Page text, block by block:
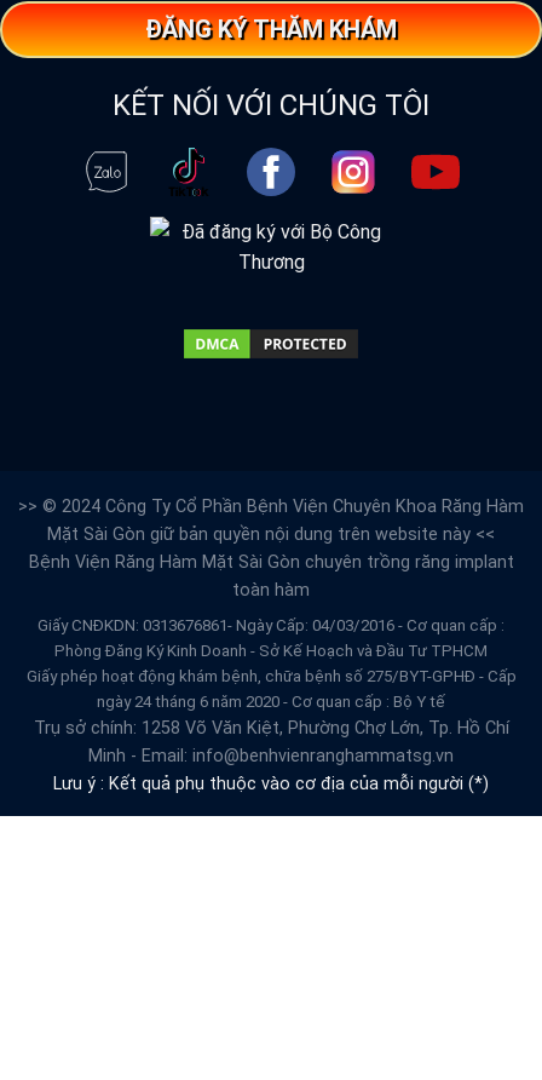
ĐĂNG KÝ THĂM KHÁM
KẾT NỐI VỚI CHÚNG TÔI
>> © 2024 Công Ty Cổ Phần Bệnh Viện Chuyên Khoa Răng Hàm
Mặt Sài Gòn giữ bản quyền nội dung trên website này <<
Bệnh Viện Răng Hàm Mặt Sài Gòn chuyên trồng răng implant
toàn hàm
Giấy CNĐKDN: 0313676861- Ngày Cấp: 04/03/2016 - Cơ quan cấp :
Phòng Đăng Ký Kinh Doanh - Sở Kế Hoạch và Đầu Tư TPHCM
Giấy phép hoạt động khám bệnh, chữa bệnh số 275/BYT-GPHĐ - Cấp
ngày 24 tháng 6 năm 2020 - Cơ quan cấp : Bộ Y tế
Trụ sở chính: 1258 Võ Văn Kiệt, Phường Chợ Lớn, Tp. Hồ Chí
Minh - Email: info@benhvienranghammatsg.vn
Lưu ý : Kết quả phụ thuộc vào cơ địa của mỗi người (*)